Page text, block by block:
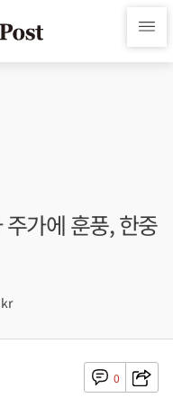
가에 훈풍, 한중
0